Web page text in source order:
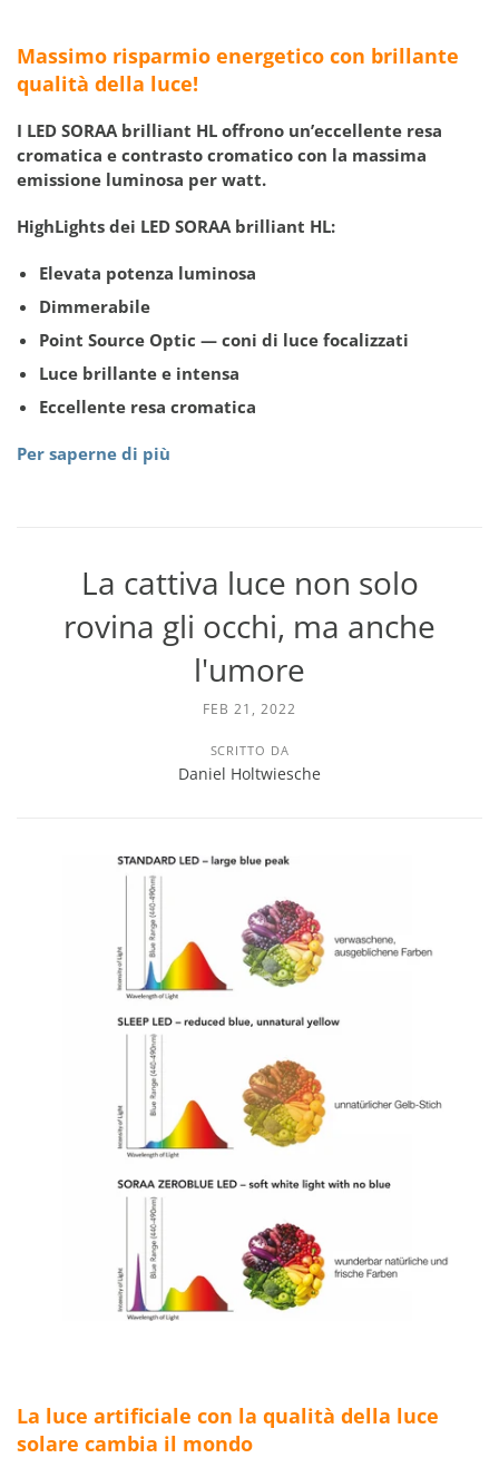
Massimo risparmio energetico con brillante
qualità della luce!
I LED SORAA brilliant HL offrono un’eccellente resa
cromatica e contrasto cromatico con la massima
emissione luminosa per watt.
HighLights dei LED SORAA brilliant HL:
Elevata potenza luminosa
Dimmerabile
Point Source Optic — coni di luce focalizzati
Luce brillante e intensa
Eccellente resa cromatica
Per saperne di più
La cattiva luce non solo
rovina gli occhi, ma anche
l'umore
FEB 21, 2022
SCRITTO DA
Daniel Holtwiesche
La luce artificiale con la qualità della luce
solare cambia il mondo